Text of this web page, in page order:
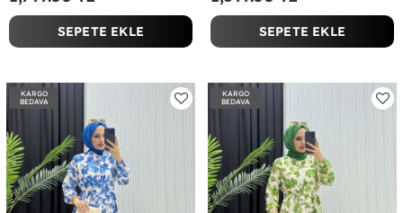
SEPETE EKLE SEPETE EKLE
KARGO
BEDAVA
KARGO
BEDAVA